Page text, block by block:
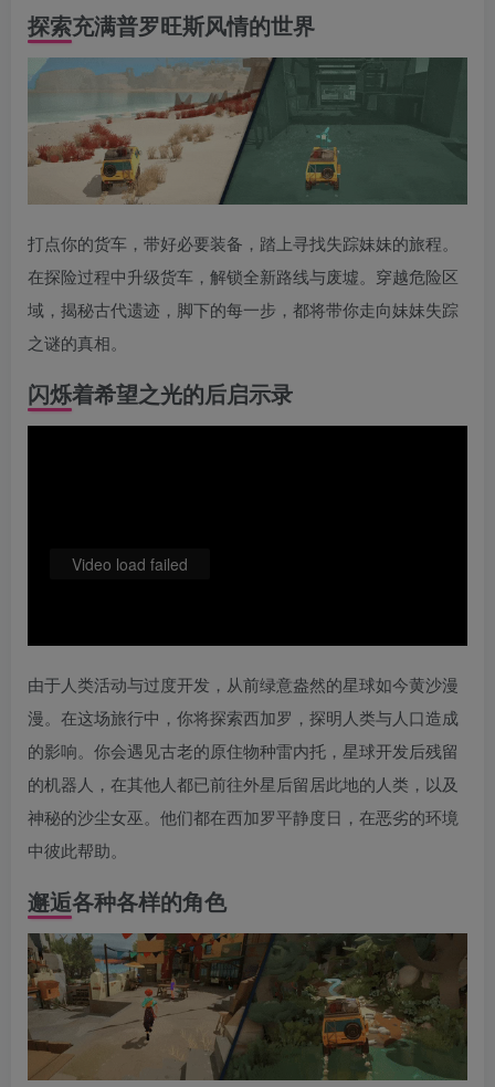
探索充满普罗旺斯风情的世界
打点你的货车，带好必要装备，踏上寻找失踪妹妹的旅程。
在探险过程中升级货车，解锁全新路线与废墟。穿越危险区
域，揭秘古代遗迹，脚下的每一步，都将带你走向妹妹失踪
之谜的真相。
闪烁着希望之光的后启示录
Video load failed
由于人类活动与过度开发，从前绿意盎然的星球如今黄沙漫
漫。在这场旅行中，你将探索西加罗，探明人类与人口造成
的影响。你会遇见古老的原住物种雷内托，星球开发后残留
的机器人，在其他人都已前往外星后留居此地的人类，以及
神秘的沙尘女巫。他们都在西加罗平静度日，在恶劣的环境
中彼此帮助。
邂逅各种各样的角色